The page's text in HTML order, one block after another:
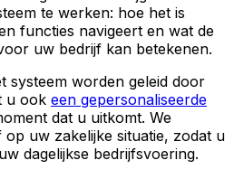
te werken: hoe het is
functies navigeert en wat de
uw bedrijf kan betekenen.
systeem worden geleid door
u ook een gepersonaliseerde
dat u uitkomt. We
uw zakelijke situatie, zodat u
dagelijkse bedrijfsvoering.